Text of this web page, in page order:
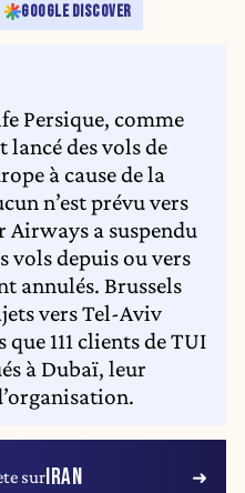
GOOGLE DISCOVER
Persique, comme
des vols de
à cause de la
n’est prévu vers
Airways a suspendu
vols depuis ou vers
annulés. Brussels
vers Tel-Aviv
111 clients de TUI
à Dubaï, leur
surIRAN